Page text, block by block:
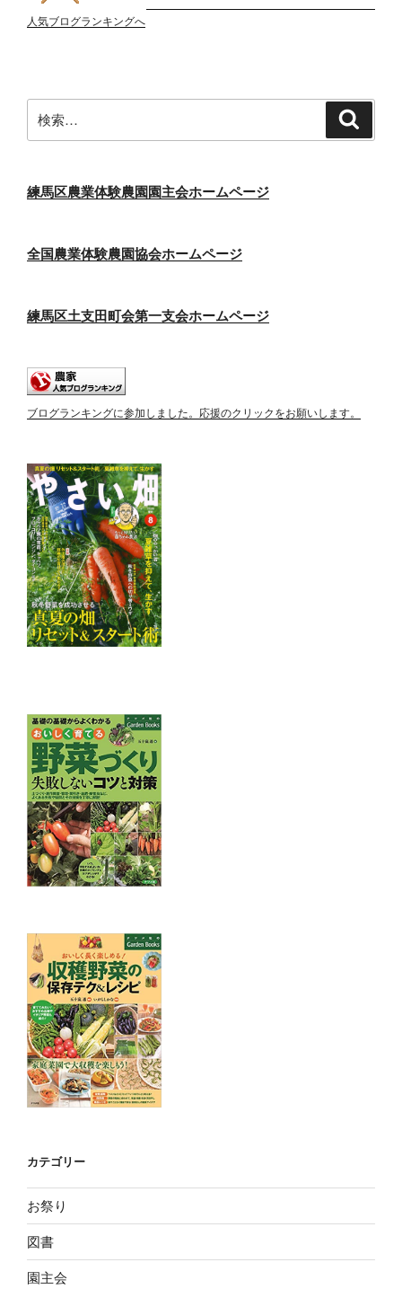
人気ブログランキングへ
索:
練馬区農業体験農園園主会ホームページ
全国農業体験農園協会ホームページ
練馬区土支田町会第一支会ホームページ
ブログランキングに参加しました。応援のクリックをお願いします。
カテゴリー
お祭り
図書
園主会